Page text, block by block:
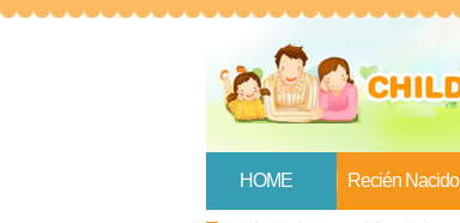
HOME Recién Nacido